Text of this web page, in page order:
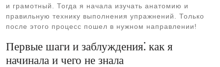
и грамотный. Тогда я начала изучать анатомию и
правильную технику выполнения упражнений. Только
после этого процесс пошел в нужном направлении!
Первые шаги и заблуждения⁚ как я
начинала и чего не знала